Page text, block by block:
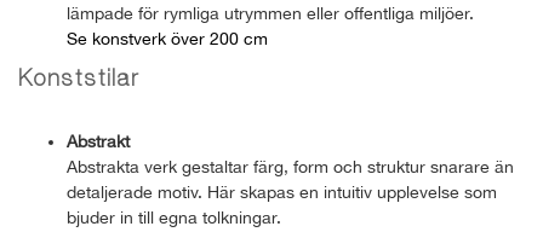
lämpade för rymliga utrymmen eller offentliga miljöer.
Se konstverk över 200 cm
Konststilar
Abstrakt
Abstrakta verk gestaltar färg, form och struktur snarare än
detaljerade motiv. Här skapas en intuitiv upplevelse som
bjuder in till egna tolkningar.